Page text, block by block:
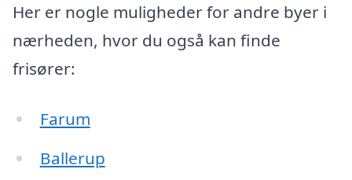
Her er nogle muligheder for andre byer i
nærheden, hvor du også kan finde
frisører:
Farum
Ballerup